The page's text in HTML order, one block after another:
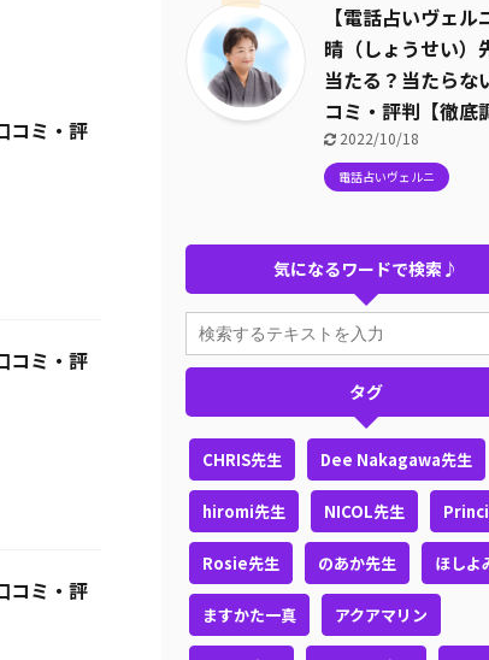
コミ・評
コミ・評
コミ・評
【電話占いヴェル
晴（しょうせい）
当たる？当たらな
コミ・評判【徹底
2022/10/18
電話占いヴェルニ
気になるワードで検索♪
タグ
CHRIS先生 Dee Nakagawa先生
hiromi先生 NICOL先生
Rosie先生 のあか先生 ほしよ
ますかた一真 アクアマリン